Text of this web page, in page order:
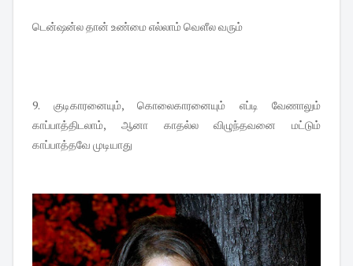
டென்ஷன்ல தான் உண்மை எல்லாம் வெளீல வரும்
9. குடிகாரனையும், கொலைகாரனையும் எப்டி வேணாலும்
காப்பாத்திடலாம், ஆனா காதல்ல விழுந்தவனை மட்டும்
காப்பாத்தவே முடியாது